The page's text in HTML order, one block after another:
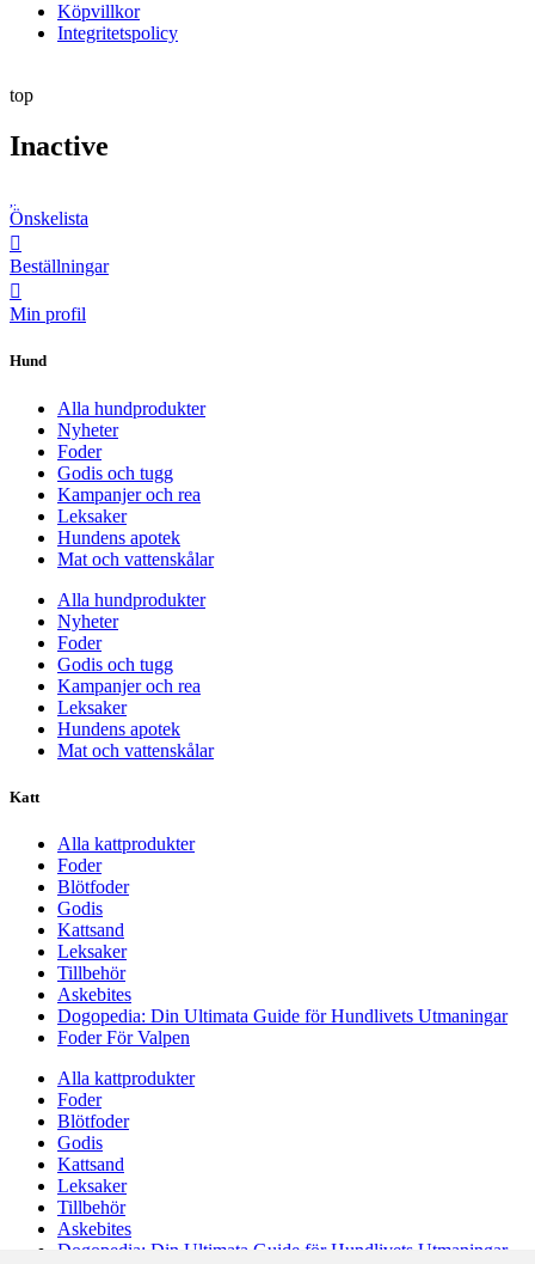
Köpvillkor
Integritetspolicy
top
Inactive
Önskelista
Beställningar
Min profil
Hund
Alla hundprodukter
Nyheter
Foder
Godis och tugg
Kampanjer och rea
Leksaker
Hundens apotek
Mat och vattenskålar
Alla hundprodukter
Nyheter
Foder
Godis och tugg
Kampanjer och rea
Leksaker
Hundens apotek
Mat och vattenskålar
Katt
Alla kattprodukter
Foder
Blötfoder
Godis
Kattsand
Leksaker
Tillbehör
Askebites
Dogopedia: Din Ultimata Guide för Hundlivets Utmaningar
Foder För Valpen
Alla kattprodukter
Foder
Blötfoder
Godis
Kattsand
Leksaker
Tillbehör
Askebites
Dogopedia: Din Ultimata Guide för Hundlivets Utmaningar